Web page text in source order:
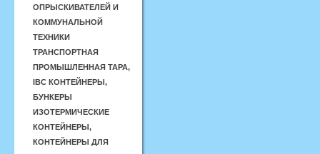
ОПРЫСКИВАТЕЛЕЙ И
КОММУНАЛЬНОЙ
ТЕХНИКИ
ТРАНСПОРТНАЯ
ПРОМЫШЛЕННАЯ ТАРА,
IBC КОНТЕЙНЕРЫ,
БУНКЕРЫ
ИЗОТЕРМИЧЕСКИЕ
КОНТЕЙНЕРЫ,
КОНТЕЙНЕРЫ ДЛЯ